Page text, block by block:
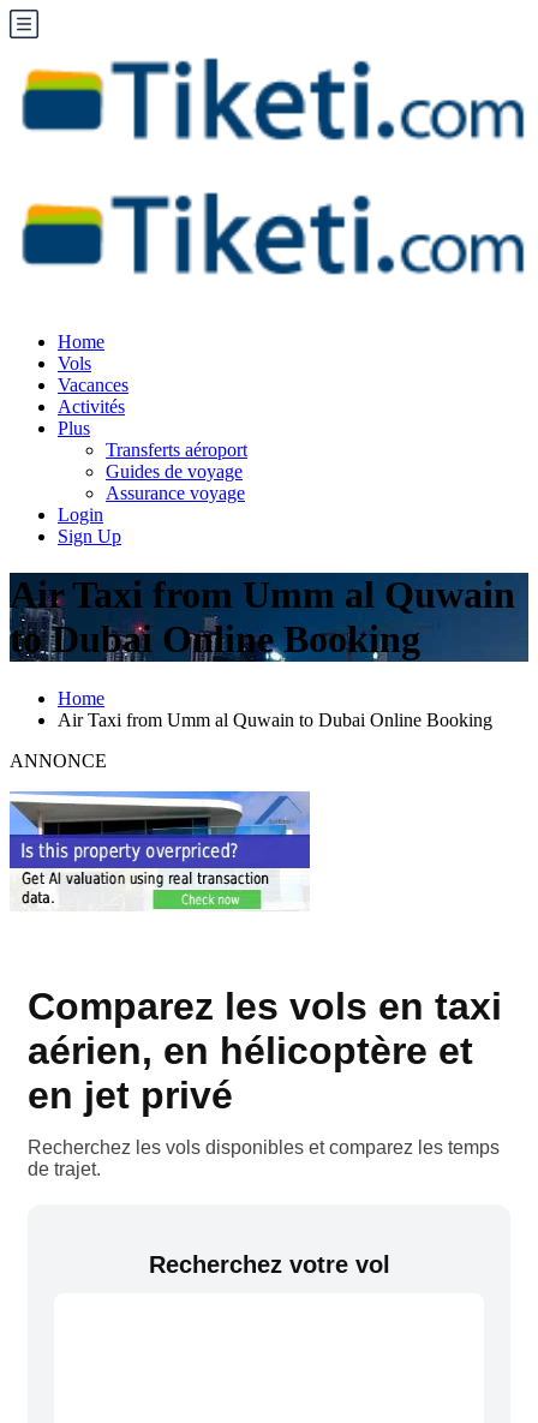
Home
Vols
Vacances
Activités
Plus
Transferts aéroport
Guides de voyage
Assurance voyage
Login
Sign Up
Air Taxi from Umm al Quwain
to Dubai Online Booking
Home
Air Taxi from Umm al Quwain to Dubai Online Booking
ANNONCE
Comparez les vols en taxi
aérien, en hélicoptère et
en jet privé
Recherchez les vols disponibles et comparez les temps
de trajet.
Recherchez votre vol